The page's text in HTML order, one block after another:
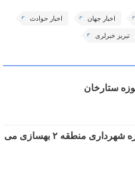
اخبار جهان اخبار حوادث
تبریز خبرلری
ستارخان
پارک های سطح حوزه شهرداری منطقه ۲ بهسازی می